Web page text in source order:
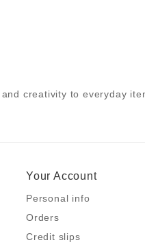
creativity to everyday
Your Account
Personal info
Orders
Credit slips